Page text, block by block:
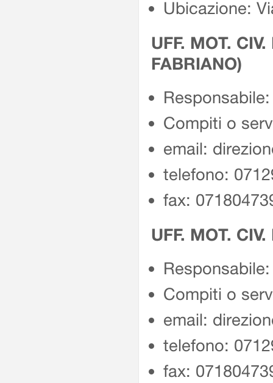
Ubicazione:
UFF. MOT.
FABRIANO)
Compiti o
email:
telefono:
fax:
UFF. MOT.
Compiti o
email:
telefono:
fax: